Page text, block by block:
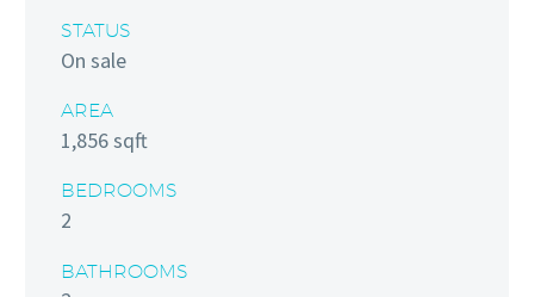
STATUS
On sale
AREA
1,856 sqft
BEDROOMS
2
BATHROOMS